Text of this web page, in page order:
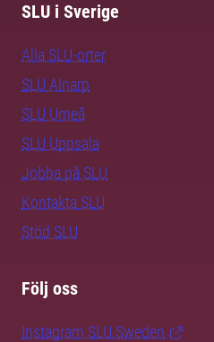
SLU i Sverige
Alla SLU-orter
SLU Alnarp
SLU Umeå
SLU Uppsala
Jobba på SLU
Kontakta SLU
Stöd SLU
Följ oss
Instagram SLU.Sweden